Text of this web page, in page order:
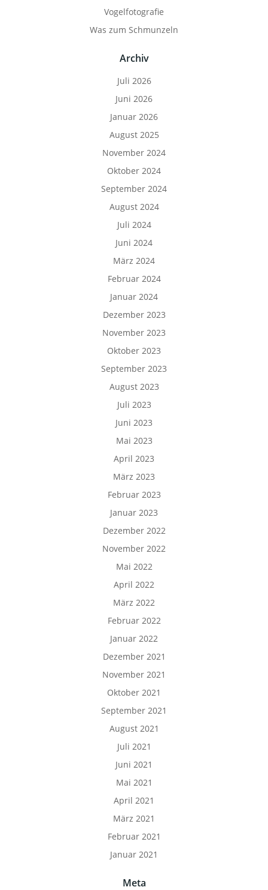
Vogelfotografie
Was zum Schmunzeln
Archiv
Juli 2026
Juni 2026
Januar 2026
August 2025
November 2024
Oktober 2024
September 2024
August 2024
Juli 2024
Juni 2024
März 2024
Februar 2024
Januar 2024
Dezember 2023
November 2023
Oktober 2023
September 2023
August 2023
Juli 2023
Juni 2023
Mai 2023
April 2023
März 2023
Februar 2023
Januar 2023
Dezember 2022
November 2022
Mai 2022
April 2022
März 2022
Februar 2022
Januar 2022
Dezember 2021
November 2021
Oktober 2021
September 2021
August 2021
Juli 2021
Juni 2021
Mai 2021
April 2021
März 2021
Februar 2021
Januar 2021
Meta